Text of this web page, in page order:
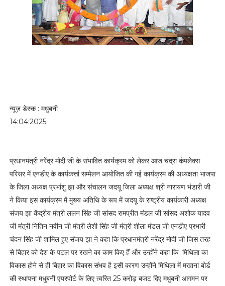
न्यूज़ डेस्क : मधुबनी
14:04:2025
प्रधानमंत्री नरेंद्र मोदी जी के संभावित कार्यक्रम को लेकर आज चंद्रा कंपलेक्स
परिसर में एनडीए के कार्यकर्त्ता सम्मेलन आयोजित की गई कार्यक्रम की अध्यक्षता भाजपा
के जिला अध्यक्ष प्रभांशु झा और संचालन जदयू जिला अध्यक्ष श्री नारायण भंडारी जी
ने किया इस कार्यक्रम में मुख्य अतिथि के रूप में जदयू के राष्ट्रीय कार्यकारी अध्यक्ष
संजय झा केंद्रीय मंत्री ललन सिंह जी सांसद रामप्रीत मंडल जी सांसद अशोक यादव
जी मंत्री नितिन नवीन जी मंत्री लेशी सिंह जी मंत्री शीला मंडल जी एनडीए प्रभारी
चंदन सिंह जी शामिल हुए संजय झा ने कहा कि प्रधानमंत्री नरेंद्र मोदी जी जिस तरह
से बिहार को देश के पटल पर रखने का काम किए हैं और उन्होंने कहा कि मिथिला का
विकास होने से ही बिहार का विकास संभव है इसी कारण उन्होंने मिथिला में मखाना बोर्ड
की स्थापना मधुबनी एयरपोर्ट के लिए त्वरित 25 करोड़ बजट दिए मधुबनी आगमन पर